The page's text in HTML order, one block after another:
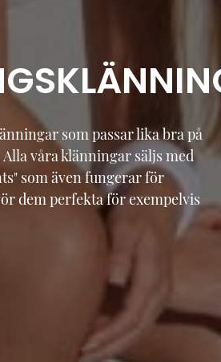
som passar lika bra på
våra klänningar säljs med
som även fungerar för
dem perfekta för exempelvis